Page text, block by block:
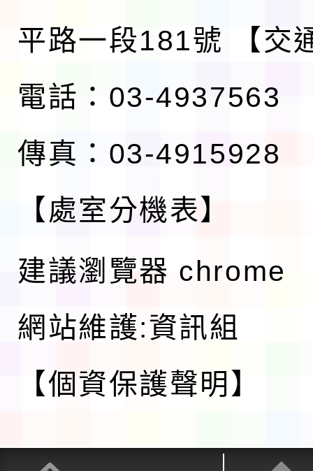
平路一段181號
【交
電話：03-4937563
傳真：03-4915928
【處室分機表】
建議瀏覽器 chrome
網站維護:資訊組
【個資保護聲明】